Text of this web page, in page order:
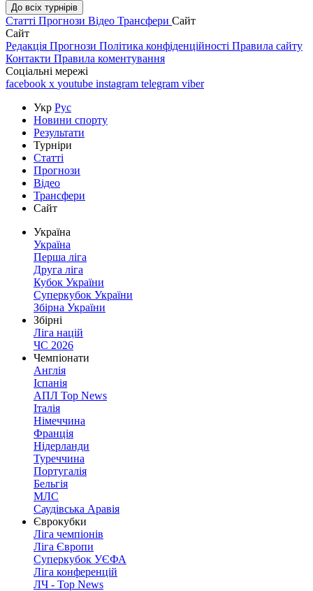
До всіх турнірів
Статті Прогнози Відео Трансфери Сайт
Сайт
Редакція Прогнози Політика конфіденційності Правила сайту
Контакти Правила коментування
Соціальні мережі
facebook x youtube instagram telegram viber
Укр Рус
Новини спорту
Результати
Турніри
Статті
Прогнози
Відео
Трансфери
Сайт
Україна
Україна
Перша ліга
Друга ліга
Кубок України
Суперкубок України
Збірна України
Збірні
Ліга націй
ЧС 2026
Чемпіонати
Англія
Іспанія
АПЛ Top News
Італія
Німеччина
Франція
Нідерланди
Туреччина
Португалія
Бельгія
МЛС
Саудівська Аравія
Єврокубки
Ліга чемпіонів
Ліга Європи
Суперкубок УЄФА
Ліга конференцій
ЛЧ - Top News